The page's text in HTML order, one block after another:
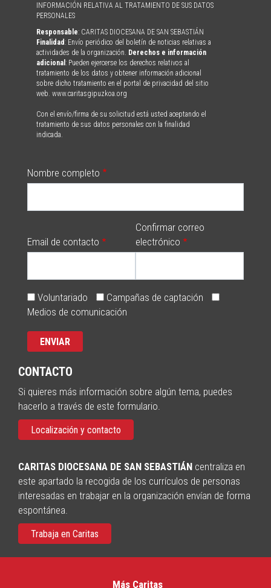
INFORMACIÓN RELATIVA AL TRATAMIENTO DE SUS DATOS
PERSONALES
Responsable: CARITAS DIOCESANA DE SAN SEBASTIÁN
Finalidad : Envío periódico del boletín de noticias relativas a
actividades de la organización. Derechos e información
adicional : Pueden ejercerse los derechos relativos al
tratamiento de los datos y obtener información adicional
sobre dicho tratamiento en el portal de privacidad del sitio
web. www.caritasgipuzkoa.org
Con el envío/firma de su solicitud está usted aceptando el
tratamiento de sus datos personales con la finalidad
indicada.
Nombre completo
Email de contacto
Confirmar correo
electrónico
Voluntariado
Campañas de captación
Medios de comunicación
CONTACTO
Si quieres más información sobre algún tema, puedes
hacerlo a través de este formulario.
Localización y contacto
CARITAS DIOCESANA DE SAN SEBASTIÁN centraliza en
este apartado la recogida de los currículos de personas
interesadas en trabajar en la organización envían de forma
espontánea.
Trabaja en Caritas
Más Caritas